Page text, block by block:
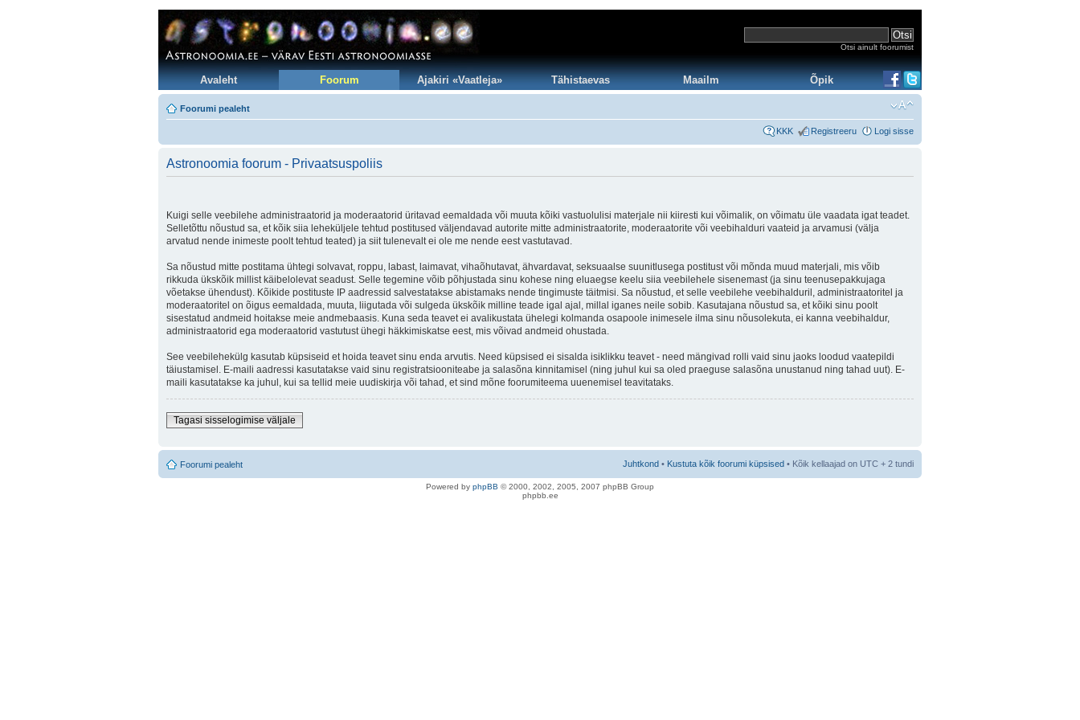
Otsi ainult foorumist
Avaleht Foorum Ajakiri «Vaatleja» Tähistaevas Maailm Õpik
Foorumi pealeht
KKK Registreeru Logi sisse
Astronoomia foorum - Privaatsuspoliis
Kuigi selle veebilehe administraatorid ja moderaatorid üritavad eemaldada või muuta kõiki vastuolulisi materjale nii kiiresti kui võimalik, on võimatu üle vaadata igat teadet.
Selletõttu nõustud sa, et kõik siia leheküljele tehtud postitused väljendavad autorite mitte administraatorite, moderaatorite või veebihalduri vaateid ja arvamusi (välja
arvatud nende inimeste poolt tehtud teated) ja siit tulenevalt ei ole me nende eest vastutavad.
Sa nõustud mitte postitama ühtegi solvavat, roppu, labast, laimavat, vihaõhutavat, ähvardavat, seksuaalse suunitlusega postitust või mõnda muud materjali, mis võib
rikkuda ükskõik millist käibelolevat seadust. Selle tegemine võib põhjustada sinu kohese ning eluaegse keelu siia veebilehele sisenemast (ja sinu teenusepakkujaga
võetakse ühendust). Kõikide postituste IP aadressid salvestatakse abistamaks nende tingimuste täitmisi. Sa nõustud, et selle veebilehe veebihalduril, administraatoritel ja
moderaatoritel on õigus eemaldada, muuta, liigutada või sulgeda ükskõik milline teade igal ajal, millal iganes neile sobib. Kasutajana nõustud sa, et kõiki sinu poolt
sisestatud andmeid hoitakse meie andmebaasis. Kuna seda teavet ei avalikustata ühelegi kolmanda osapoole inimesele ilma sinu nõusolekuta, ei kanna veebihaldur,
administraatorid ega moderaatorid vastutust ühegi häkkimiskatse eest, mis võivad andmeid ohustada.
See veebilehekülg kasutab küpsiseid et hoida teavet sinu enda arvutis. Need küpsised ei sisalda isiklikku teavet - need mängivad rolli vaid sinu jaoks loodud vaatepildi
täiustamisel. E-maili aadressi kasutatakse vaid sinu registratsiooniteabe ja salasõna kinnitamisel (ning juhul kui sa oled praeguse salasõna unustanud ning tahad uut). E-
maili kasutatakse ka juhul, kui sa tellid meie uudiskirja või tahad, et sind mõne foorumiteema uuenemisel teavitataks.
Tagasi sisselogimise väljale
Foorumi pealeht Juhtkond • Kustuta kõik foorumi küpsised • Kõik kellaajad on UTC + 2 tundi
Powered by phpBB © 2000, 2002, 2005, 2007 phpBB Group
phpbb.ee